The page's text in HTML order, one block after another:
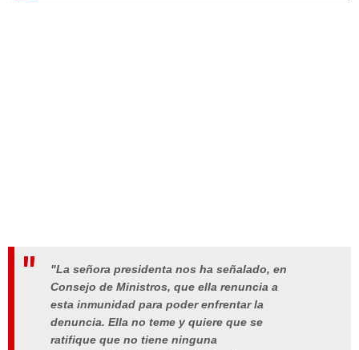
"La señora presidenta nos ha señalado, en
Consejo de Ministros, que ella renuncia a
esta inmunidad para poder enfrentar la
denuncia. Ella no teme y quiere que se
ratifique que no tiene ninguna